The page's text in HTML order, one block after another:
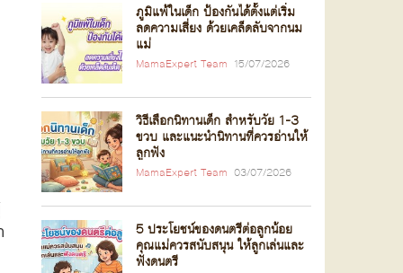
ภูมิแพ้ในเด็ก ป้องกันได้ตั้งแต่เริ่ม
ลดความเสี่ยง ด้วยเคล็ดลับจากนม
แม่
MamaExpert Team 15/07/2026
วิธีเลือกนิทานเด็ก สำหรับวัย 1-3
ขวบ และแนะนำนิทานที่ควรอ่านให้
ลูกฟัง
MamaExpert Team 03/07/2026
5 ประโยชน์ของดนตรีต่อลูกน้อย
คุณแม่ควรสนับสนุน ให้ลูกเล่นและ
ฟังดนตรี